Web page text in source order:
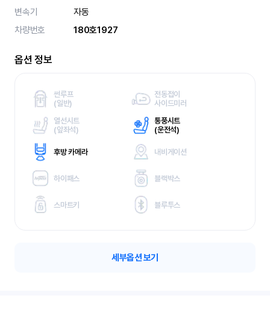
변속기
자동
차량번호
180호1927
옵션 정보
썬루프
(일반)
전동접이
사이드미러
열선시트
(앞좌석)
통풍시트
(운전석)
후방 카메라 내비게이션
하이패스 블랙박스
스마트키 블루투스
세부옵션 보기